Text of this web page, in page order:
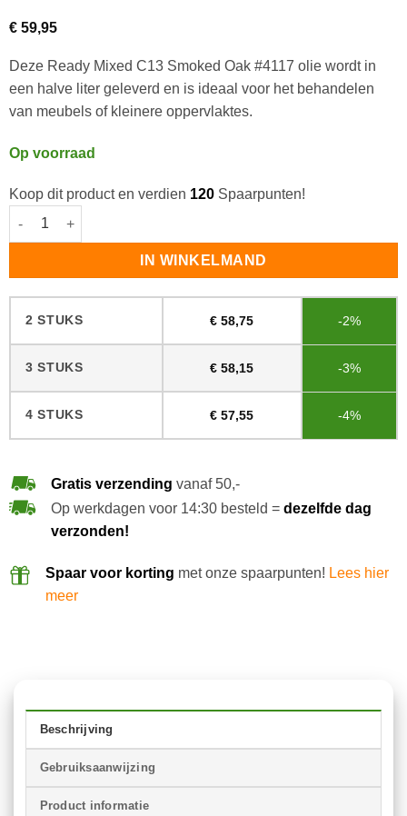
€59,95
Deze Ready Mixed C13 Smoked Oak #4117 olie wordt in
een halve liter geleverd en is ideaal voor het behandelen
van meubels of kleinere oppervlaktes.
Op voorraad
Koop dit product en verdien 120Spaarpunten!
Ready Mixed Royl Oil 2K C13 Smoked Oak #4117 aantal
IN WINKELMAND
2 STUKS € 58,75 -2%
3 STUKS € 58,15 -3%
4 STUKS € 57,55 -4%
Gratis verzending vanaf 50,-
Op werkdagen voor 14:30 besteld = dezelfde dag
verzonden!
Spaar voor korting met onze spaarpunten! Lees hier
meer
Beschrijving
Gebruiksaanwijzing
Product informatie